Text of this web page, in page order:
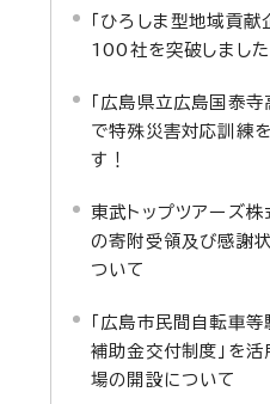
「ひろしま型地域貢献
100社を突破しました
「広島県立広島国泰寺
で特殊災害対応訓練
す！
東武トップツアーズ株
の寄附受領及び感謝
ついて
「広島市民間自転車
補助金交付制度」を活
場の開設について